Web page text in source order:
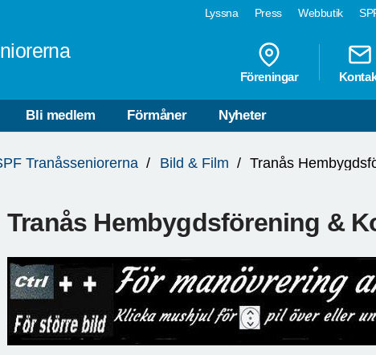
Lyssna Press Webbutik
Föreningar
Bli medlem Förmåner Nyheter
Tranåsseniorerna Bild & Film
Tranås Hembygdsförening &